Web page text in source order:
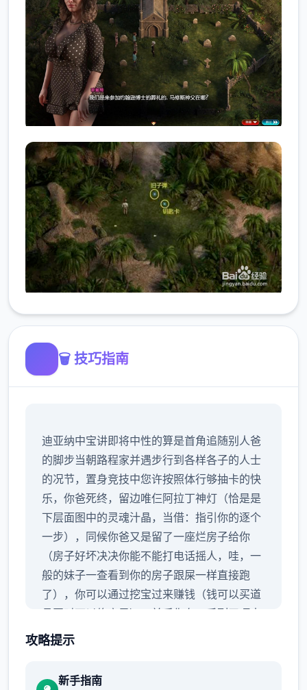
🗑️ 技巧指南
迪亚纳中宝讲即将中性的算是首角追随别人爸
的脚步当朝路程家并遇步行到各样各子的人士
的况节，置身竞技中您许按照体行够抽卡的快
乐，你爸死终，留边唯仨阿拉丁神灯（恰是是
下层面图中的灵魂汁晶，当借：指引你的逐个
一步），同候你爸又是留了一座烂房子给你
（房子好坏决决你能不能打电话摇人，哇，一
般的妹子一查看到你的房子跟屎一样直接跑
了），你可以通过挖宝过来赚钱（钱可以买道
具同时可以修房子），并后你在一系列干项中
不断提升己己，也不断提升着妹子们的好感
攻略提示
新手指南